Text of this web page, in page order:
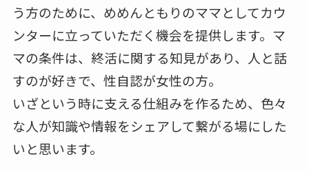
う方のために、めめんともりのママとしてカウ
ンターに立っていただく機会を提供します。マ
マの条件は、終活に関する知見があり、人と話
すのが好きで、性自認が女性の方。
いざという時に支える仕組みを作るため、色々
な人が知識や情報をシェアして繋がる場にした
いと思います。